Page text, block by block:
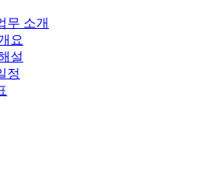
무 소개
요
설
정